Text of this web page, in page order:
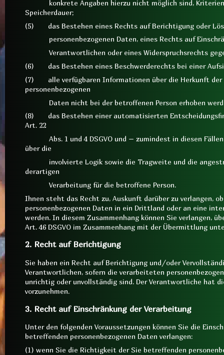
konkrete Angaben hierzu nicht möglich sind, Kriterien
Speicherdauer;
(5) das Bestehen eines Rechts auf Berichtigung oder
personenbezogenen Daten, eines Rechts auf
Verantwortlichen oder eines Widerspruchsrechts
(6) das Bestehen eines Beschwerderechts bei einer
(7) alle verfügbaren Informationen über die Herkunft der
personenbezogenen
Daten nicht bei der betroffenen Person erhoben
(8) das Bestehen einer automatisierten
Art. 22
Abs. 1 und 4 DSGVO und – zumindest in diesen
über die
involvierte Logik sowie die Tragweite und die
derartigen
Verarbeitung für die betroffene Person.
Ihnen steht das Recht zu, Auskunft darüber zu verlangen,
personenbezogenen Daten in ein Drittland oder an eine
werden. In diesem Zusammenhang können Sie verlangen,
Art. 46 DSGVO im Zusammenhang mit der Übermittlung
2. Recht auf Berichtigung
Sie haben ein Recht auf Berichtigung und/oder
Verantwortlichen, sofern die verarbeiteten
unrichtig oder unvollständig sind. Der Verantwortliche hat
vorzunehmen.
3. Recht auf Einschränkung der Verarbeitung
Unter den folgenden Voraussetzungen können Sie die
betreffenden personenbezogenen Daten verlangen:
(1) wenn Sie die Richtigkeit der Sie betreffenden